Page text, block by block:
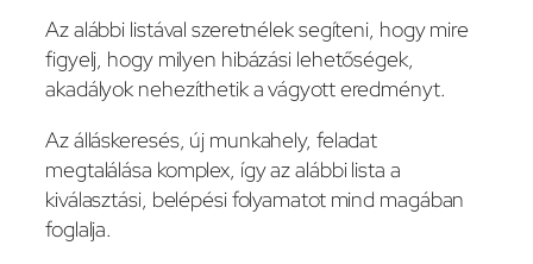
Az alábbi listával szeretnélek segíteni, hogy mire
figyelj, hogy milyen hibázási lehetőségek,
akadályok nehezíthetik a vágyott eredményt.
Az álláskeresés, új munkahely, feladat
megtalálása komplex, így az alábbi lista a
kiválasztási, belépési folyamatot mind magában
foglalja.